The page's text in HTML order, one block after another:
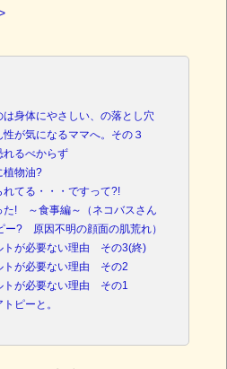
身体にやさしい、の落とし穴
が気になるママへ。その３
れるべからず
植物油?
れてる・・・ですって?!
た! ～食事編～（ネコバスさん
? 原因不明の顔面の肌荒れ）
トが必要ない理由 その3(終)
トが必要ない理由 その2
トが必要ない理由 その1
ピーと。